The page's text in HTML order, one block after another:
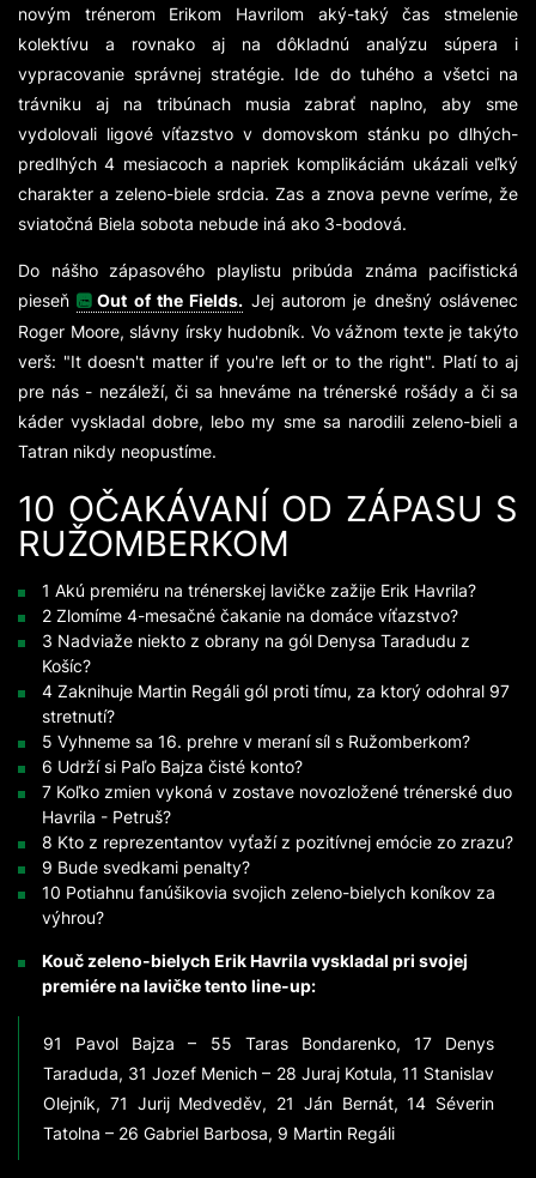
novým trénerom Erikom Havrilom aký-taký čas stmelenie
kolektívu a rovnako aj na dôkladnú analýzu súpera i
vypracovanie správnej stratégie. Ide do tuhého a všetci na
trávniku aj na tribúnach musia zabrať naplno, aby sme
vydolovali ligové víťazstvo v domovskom stánku po dlhých-
predlhých 4 mesiacoch a napriek komplikáciám ukázali veľký
charakter a zeleno-biele srdcia. Zas a znova pevne veríme, že
sviatočná Biela sobota nebude iná ako 3-bodová.
Do nášho zápasového playlistu pribúda známa pacifistická
pieseň
Out of the Fields. Jej autorom je dnešný oslávenec
Roger Moore, slávny írsky hudobník. Vo vážnom texte je takýto
verš: "It doesn't matter if you're left or to the right". Platí to aj
pre nás - nezáleží, či sa hneváme na trénerské rošády a či sa
káder vyskladal dobre, lebo my sme sa narodili zeleno-bieli a
Tatran nikdy neopustíme.
10 OČAKÁVANÍ OD ZÁPASU S
RUŽOMBERKOM
1 Akú premiéru na trénerskej lavičke zažije Erik Havrila?
2 Zlomíme 4-mesačné čakanie na domáce víťazstvo?
3 Nadviaže niekto z obrany na gól Denysa Taradudu z
Košíc?
4 Zaknihuje Martin Regáli gól proti tímu, za ktorý odohral 97
stretnutí?
5 Vyhneme sa 16. prehre v meraní síl s Ružomberkom?
6 Udrží si Paľo Bajza čisté konto?
7 Koľko zmien vykoná v zostave novozložené trénerské duo
Havrila - Petruš?
8 Kto z reprezentantov vyťaží z pozitívnej emócie zo zrazu?
9 Bude svedkami penalty?
10 Potiahnu fanúšikovia svojich zeleno-bielych koníkov za
výhrou?
Kouč zeleno-bielych Erik Havrila vyskladal pri svojej
premiére na lavičke tento line-up:
91 Pavol Bajza – 55 Taras Bondarenko, 17 Denys
Taraduda, 31 Jozef Menich – 28 Juraj Kotula, 11 Stanislav
Olejník, 71 Jurij Medveděv, 21 Ján Bernát, 14 Séverin
Tatolna – 26 Gabriel Barbosa, 9 Martin Regáli